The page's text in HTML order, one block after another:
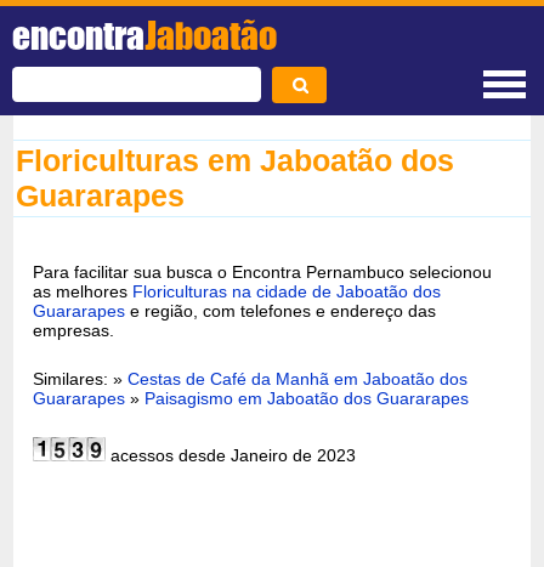
encontraJaboatão
Floriculturas em Jaboatão dos
Guararapes
Para facilitar sua busca o Encontra Pernambuco selecionou
as melhores Floriculturas na cidade de Jaboatão dos
Guararapes e região, com telefones e endereço das
empresas.
Similares: »Cestas de Café da Manhã em Jaboatão dos
Guararapes » Paisagismo em Jaboatão dos Guararapes
acessos desde Janeiro de 2023